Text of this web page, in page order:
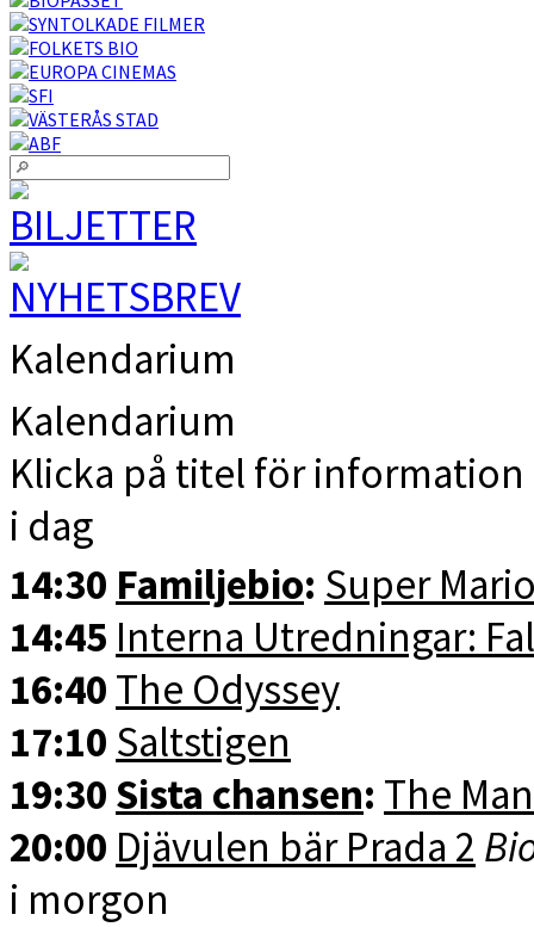
Kalendarium
Kalendarium
Klicka på titel för
i dag
14:30 Familjebio: Super
14:45 Interna Utredningar:
16:40 The Odyssey
17:10 Saltstigen
19:30 Sista chansen: The
20:00 Djävulen bär Prada 2
i morgon